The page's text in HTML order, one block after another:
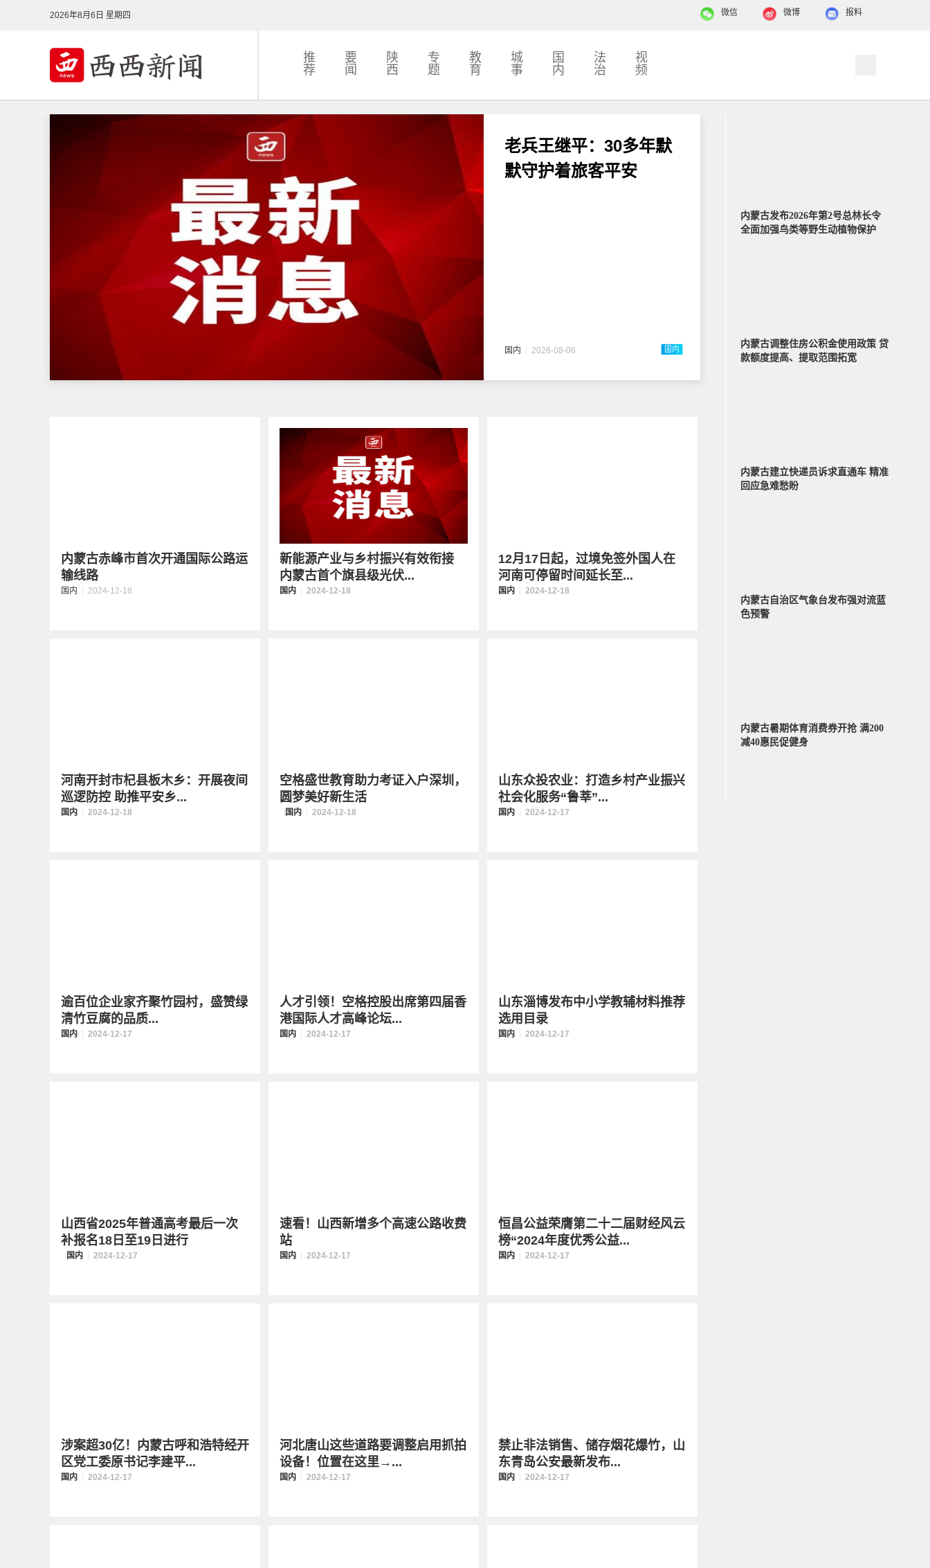
2026年8月6日 星期四 报料
微博
微信
推
荐
要
闻
陕
西
专
题
教
育
城
事
国
内
法
治
视
频
老兵王继平：30多年默
默守护着旅客平安
国内 2026-08-06 国内
内蒙古赤峰市首次开通国际公路运
输线路
国内 2024-12-18
新能源产业与乡村振兴有效衔接
内蒙古首个旗县级光伏...
国内 2024-12-18
12月17日起，过境免签外国人在
河南可停留时间延长至...
国内 2024-12-18
河南开封市杞县板木乡：开展夜间
巡逻防控 助推平安乡...
国内 2024-12-18
空格盛世教育助力考证入户深圳，
圆梦美好新生活
国内 2024-12-18
山东众投农业：打造乡村产业振兴
社会化服务“鲁莘”...
国内 2024-12-17
逾百位企业家齐聚竹园村，盛赞绿
清竹豆腐的品质...
国内 2024-12-17
人才引领！空格控股出席第四届香
港国际人才高峰论坛...
国内 2024-12-17
山东淄博发布中小学教辅材料推荐
选用目录
国内 2024-12-17
山西省2025年普通高考最后一次
补报名18日至19日进行
国内 2024-12-17
速看！山西新增多个高速公路收费
站
国内 2024-12-17
恒昌公益荣膺第二十二届财经风云
榜“2024年度优秀公益...
国内 2024-12-17
涉案超30亿！内蒙古呼和浩特经开
区党工委原书记李建平...
国内 2024-12-17
河北唐山这些道路要调整启用抓拍
设备！位置在这里→...
国内 2024-12-17
禁止非法销售、储存烟花爆竹，山
东青岛公安最新发布...
国内 2024-12-17
内蒙古发布2026年第2号总林长令
全面加强鸟类等野生动植物保护
内蒙古调整住房公积金使用政策 贷
款额度提高、提取范围拓宽
内蒙古建立快递员诉求直通车 精准
回应急难愁盼
内蒙古自治区气象台发布强对流蓝
色预警
内蒙古暑期体育消费券开抢 满200
减40惠民促健身